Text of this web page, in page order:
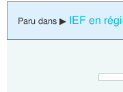
Paru dans ▶ IEF en